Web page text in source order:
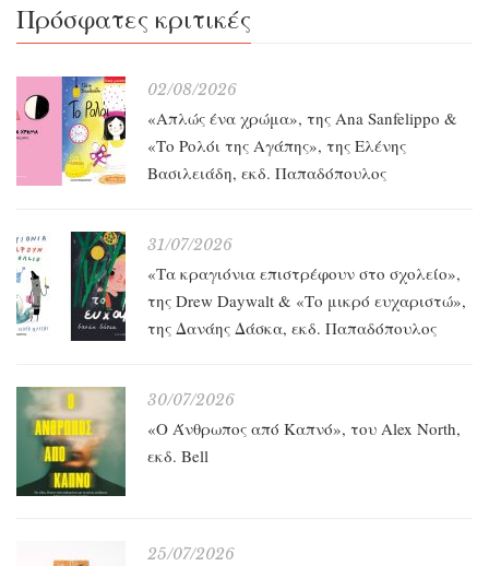
Πρόσφατες κριτικές
02/08/2026
«Απλώς ένα χρώμα», της Ana Sanfelippo &
«Το Ρολόι της Αγάπης», της Ελένης
Βασιλειάδη, εκδ. Παπαδόπουλος
31/07/2026
«Τα κραγιόνια επιστρέφουν στο σχολείο»,
της Drew Daywalt & «Το μικρό ευχαριστώ»,
της Δανάης Δάσκα, εκδ. Παπαδόπουλος
30/07/2026
«O Άνθρωπος από Καπνό», του Alex North,
εκδ. Bell
25/07/2026